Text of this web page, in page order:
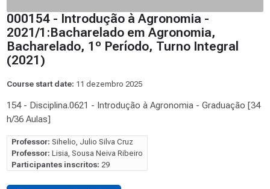
000154 - Introdução à Agronomia -
2021/1:Bacharelado em Agronomia,
Bacharelado, 1º Período, Turno Integral
(2021)
Course start date: 11 dezembro 2025
154 - Disciplina.0621 - Introdução à Agronomia - Graduação [34
h/36 Aulas]
Professor: Sihelio, Julio Silva Cruz
Professor: Lisia, Sousa Neiva Ribeiro
Participantes inscritos: 29